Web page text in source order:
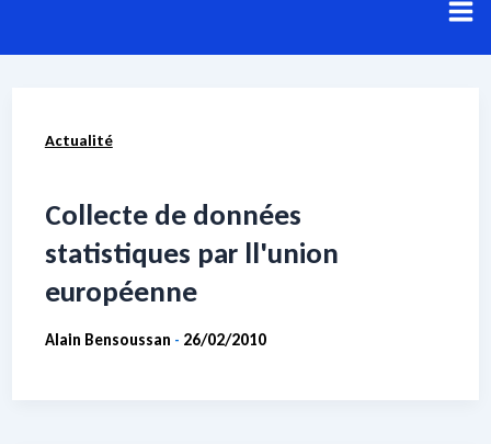
au
Résultats de recherche pour :
Actualité
Collecte de données
statistiques par ll'union
européenne
Alain Bensoussan - 26/02/2010